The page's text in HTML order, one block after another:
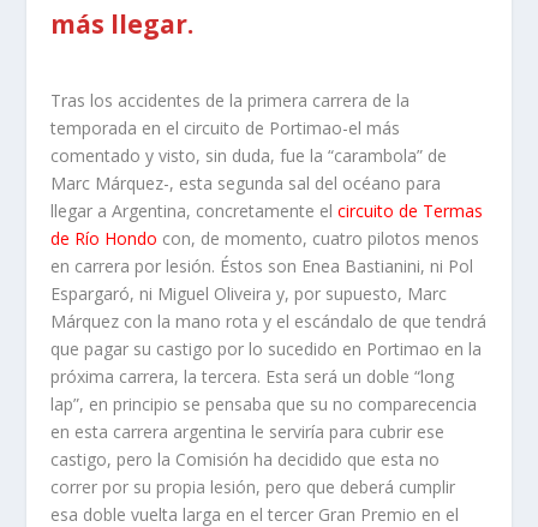
más llegar.
Tras los accidentes de la primera carrera de la
temporada en el circuito de Portimao-el más
comentado y visto, sin duda, fue la “carambola” de
Marc Márquez-, esta segunda sal del océano para
llegar a Argentina, concretamente el circuito de Termas
de Río Hondo con, de momento, cuatro pilotos menos
en carrera por lesión. Éstos son Enea Bastianini, ni Pol
Espargaró, ni Miguel Oliveira y, por supuesto, Marc
Márquez con la mano rota y el escándalo de que tendrá
que pagar su castigo por lo sucedido en Portimao en la
próxima carrera, la tercera. Esta será un doble “long
lap”, en principio se pensaba que su no comparecencia
en esta carrera argentina le serviría para cubrir ese
castigo, pero la Comisión ha decidido que esta no
correr por su propia lesión, pero que deberá cumplir
esa doble vuelta larga en el tercer Gran Premio en el